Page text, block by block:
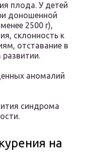
плода. У детей
доношенной
2500 г),
склонность к
отставание в
аномалий
синдрома
на